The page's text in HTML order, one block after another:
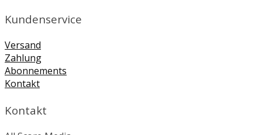
Kundenservice
Versand
Zahlung
Abonnements
Kontakt
Kontakt